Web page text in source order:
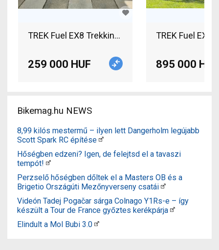
TREK Fuel EX8 Trekking/cross used For Sale
259 000 HUF
TREK Fuel EX
895 000 HUF
Bikemag.hu NEWS
8,99 kilós mestermű – ilyen lett Dangerholm legújabb
Scott Spark RC építése
Hőségben edzeni? Igen, de felejtsd el a tavaszi
tempót!
Perzselő hőségben dőltek el a Masters OB és a
Brigetio Országúti Mezőnyverseny csatái
Videón Tadej Pogačar sárga Colnago Y1Rs-e – így
készült a Tour de France győztes kerékpárja
Elindult a Mol Bubi 3.0